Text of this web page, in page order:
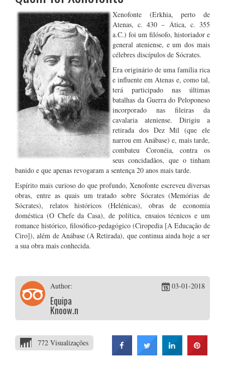
Xenofonte (Erkhia, perto de
Atenas, c. 430 – Ática, c. 355
a.C.) foi um filósofo, historiador e
general ateniense, e um dos mais
célebres discípulos de Sócrates.
Era originário de uma família rica
e influente em Atenas e, como tal,
terá participado nas últimas
batalhas da Guerra do Peloponeso
incorporado nas fileiras da
cavalaria ateniense. Dirigiu a
retirada dos Dez Mil (que ele
narrou em Anábase) e, mais tarde,
combateu Coronéia, contra os
seus concidadãos, que o tinham
banido e que apenas revogaram a sentença 20 anos mais tarde.
Espírito mais curioso do que profundo, Xenofonte escreveu diversas
obras, entre as quais um tratado sobre Sócrates (Memórias de
Sócrates), relatos históricos (Helénicas), obras de economia
doméstica (O Chefe da Casa), de política, ensaios técnicos e um
romance histórico, filosófico-pedagógico (Ciropedia [A Educação de
Ciro]), além de Anábase (A Retirada), que continua ainda hoje a ser
a sua obra mais conhecida.
Author:
Equipa
Knoow.net
03-01-2018
772 Visualizações